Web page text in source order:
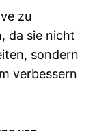
zu
da sie nicht
sondern
verbessern